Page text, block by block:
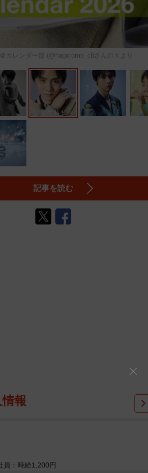
カレンダー部 (@hagoromo_cl)さんのＸより
記事を読む
報
員：時給1,200円